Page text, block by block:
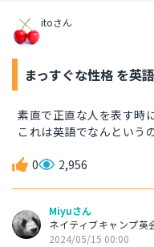
itoさん
まっすぐな性格 を英
素直で正直な人を表す時
これは英語でなんという
0 2,956
Miyuさん
ネイティブキャンプ英
2024/05/15 00:00